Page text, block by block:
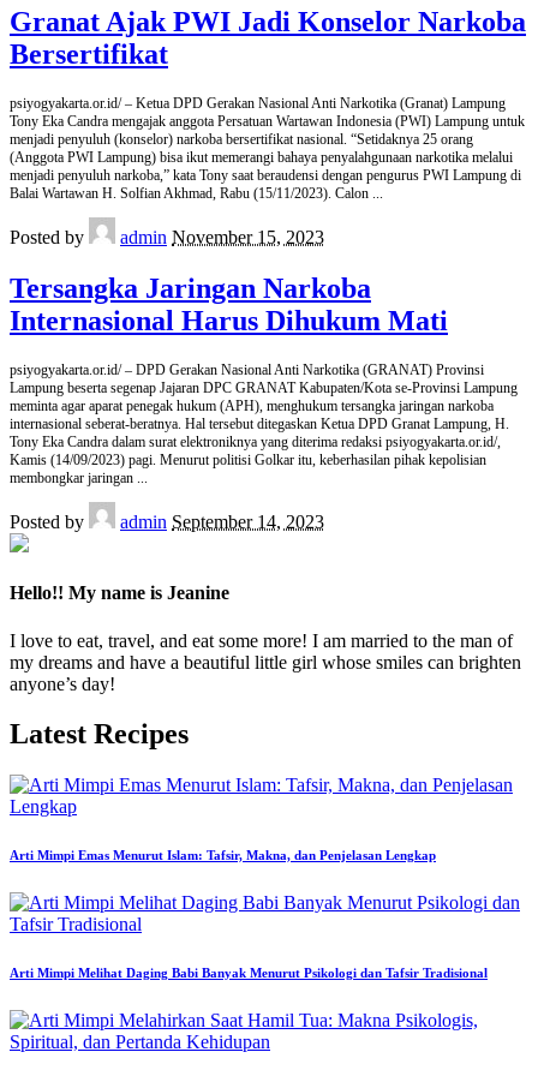
Granat Ajak PWI Jadi Konselor Narkoba
Bersertifikat
psiyogyakarta.or.id/ – Ketua DPD Gerakan Nasional Anti Narkotika (Granat) Lampung
Tony Eka Candra mengajak anggota Persatuan Wartawan Indonesia (PWI) Lampung untuk
menjadi penyuluh (konselor) narkoba bersertifikat nasional. “Setidaknya 25 orang
(Anggota PWI Lampung) bisa ikut memerangi bahaya penyalahgunaan narkotika melalui
menjadi penyuluh narkoba,” kata Tony saat beraudensi dengan pengurus PWI Lampung di
Balai Wartawan H. Solfian Akhmad, Rabu (15/11/2023). Calon ...
Posted by admin November 15, 2023
Tersangka Jaringan Narkoba
Internasional Harus Dihukum Mati
psiyogyakarta.or.id/ – DPD Gerakan Nasional Anti Narkotika (GRANAT) Provinsi
Lampung beserta segenap Jajaran DPC GRANAT Kabupaten/Kota se-Provinsi Lampung
meminta agar aparat penegak hukum (APH), menghukum tersangka jaringan narkoba
internasional seberat-beratnya. Hal tersebut ditegaskan Ketua DPD Granat Lampung, H.
Tony Eka Candra dalam surat elektroniknya yang diterima redaksi psiyogyakarta.or.id/,
Kamis (14/09/2023) pagi. Menurut politisi Golkar itu, keberhasilan pihak kepolisian
membongkar jaringan ...
Posted by admin September 14, 2023
Hello!! My name is Jeanine
I love to eat, travel, and eat some more! I am married to the man of
my dreams and have a beautiful little girl whose smiles can brighten
anyone’s day!
Latest Recipes
Arti Mimpi Emas Menurut Islam: Tafsir, Makna, dan Penjelasan Lengkap
Arti Mimpi Melihat Daging Babi Banyak Menurut Psikologi dan Tafsir Tradisional